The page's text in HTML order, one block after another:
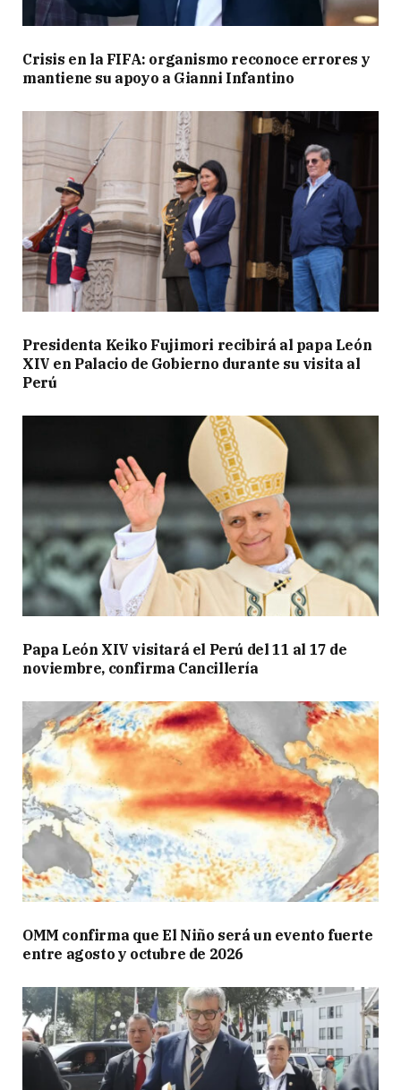
Crisis en la FIFA: organismo reconoce errores y
mantiene su apoyo a Gianni Infantino
Presidenta Keiko Fujimori recibirá al papa León
XIV en Palacio de Gobierno durante su visita al
Perú
Papa León XIV visitará el Perú del 11 al 17 de
noviembre, confirma Cancillería
OMM confirma que El Niño será un evento fuerte
entre agosto y octubre de 2026